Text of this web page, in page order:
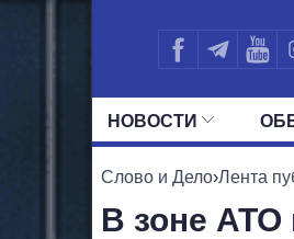
НОВОСТИ
ВСЕ
Слово и Дело›Лента
В зоне АТО